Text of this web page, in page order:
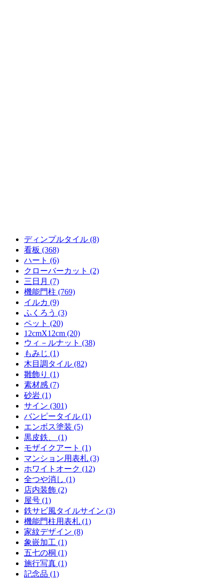
ディンプルタイル (8)
看板 (368)
ハート (6)
クローバーカット (2)
三日月 (7)
機能門柱 (769)
イルカ (9)
ふくろう (3)
ペット (20)
12cmX12cm (20)
ウィ－ルナット (38)
もみじ (1)
木目調タイル (82)
雛飾り (1)
素材感 (7)
砂岩 (1)
サイン (301)
バンピータイル (1)
エンボス塗装 (5)
黒皮鉄、 (1)
モザイクアート (1)
マンション用表札 (3)
ホワイトオーク (12)
全つや消し (1)
店内装飾 (2)
屋号 (1)
鉄サビ風タイルサイン (3)
機能門柱用表札 (1)
家紋デザイン (8)
象嵌加工 (1)
五七の桐 (1)
施行写真 (1)
記念品 (1)